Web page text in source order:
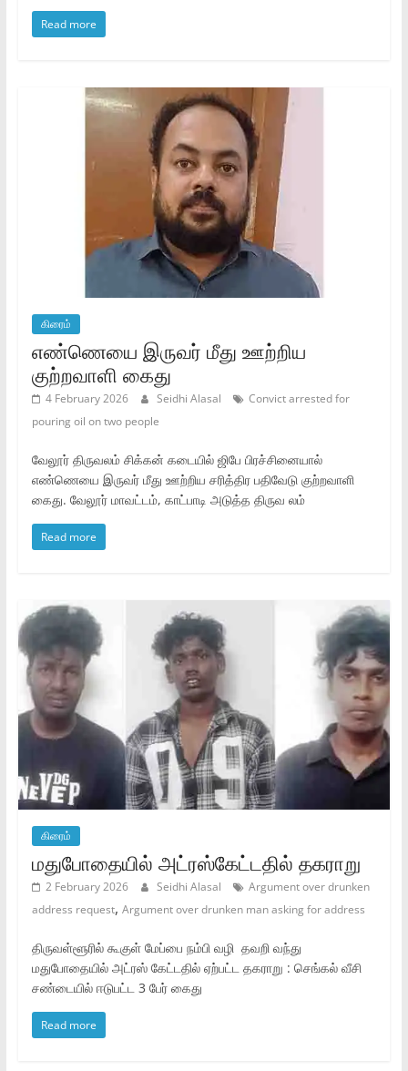
Read more
கிரைம்
எண்ணெயை இருவர் மீது ஊற்றிய
குற்றவாளி கைது
4 February 2026 Seidhi Alasal
Convict arrested for
pouring oil on two people
வேலூர் திருவலம் சிக்கன் கடையில் ஜிபே பிரச்சினையால்
எண்ணெயை இருவர் மீது ஊற்றிய சரித்திர பதிவேடு குற்றவாளி
கைது. வேலூர் மாவட்டம், காட்பாடி அடுத்த திருவ லம்
Read more
கிரைம்
மதுபோதையில் அட்ரஸ்கேட்டதில் தகராறு
2 February 2026 Seidhi Alasal
Argument over drunken
address request, Argument over drunken man asking for address
திருவள்ளூரில் கூகுள் மேப்பை நம்பி வழி தவறி வந்து
மதுபோதையில் அட்ரஸ் கேட்டதில் ஏற்பட்ட தகராறு : செங்கல் வீசி
சண்டையில் ஈடுபட்ட 3 பேர் கைது
Read more